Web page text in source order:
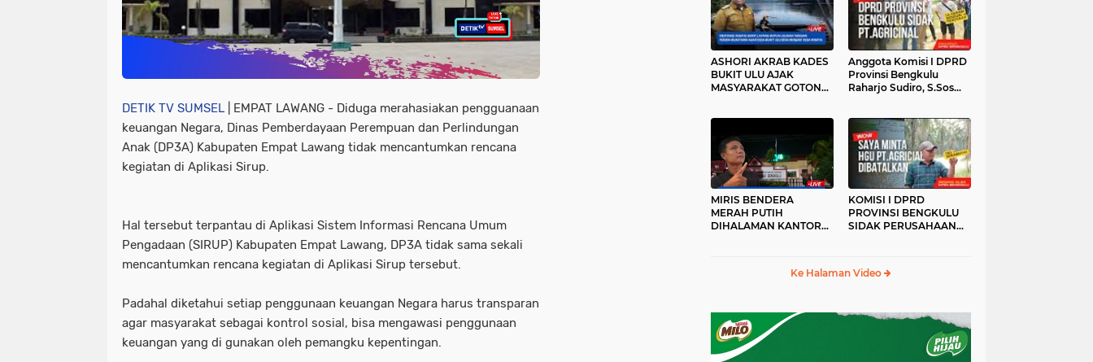
DETIK TV SUMSEL | EMPAT LAWANG - Diduga merahasiakan pengguanaan
keuangan Negara, Dinas Pemberdayaan Perempuan dan Perlindungan
Anak (DP3A) Kabupaten Empat Lawang tidak mencantumkan rencana
kegiatan di Aplikasi Sirup.
Hal tersebut terpantau di Aplikasi Sistem Informasi Rencana Umum
Pengadaan (SIRUP) Kabupaten Empat Lawang, DP3A tidak sama sekali
mencantumkan rencana kegiatan di Aplikasi Sirup tersebut.
Padahal diketahui setiap penggunaan keuangan Negara harus transparan
agar masyarakat sebagai kontrol sosial, bisa mengawasi penggunaan
keuangan yang di gunakan oleh pemangku kepentingan.
ASHORI AKRAB KADES
BUKIT ULU AJAK
MASYARAKAT GOTONG
Anggota Komisi I DPRD
Provinsi Bengkulu
Raharjo Sudiro, S.Sos
MIRIS BENDERA
MERAH PUTIH
DIHALAMAN KANTOR
KOMISI I DPRD
PROVINSI BENGKULU
SIDAK PERUSAHAAN
Ke Halaman Video